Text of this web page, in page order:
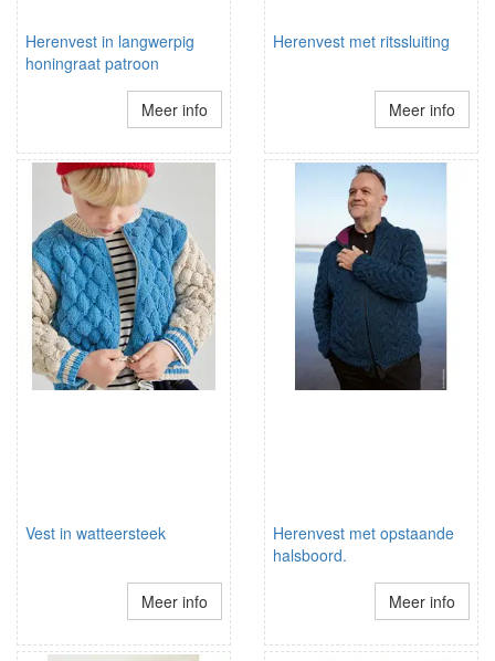
Herenvest in langwerpig
honingraat patroon
Meer info
Herenvest met ritssluiting
Meer info
Vest in watteersteek
Meer info
Herenvest met opstaande
halsboord.
Meer info